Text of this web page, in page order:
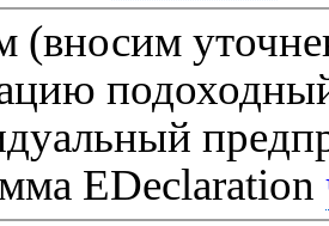
(вносим
EDeclaration